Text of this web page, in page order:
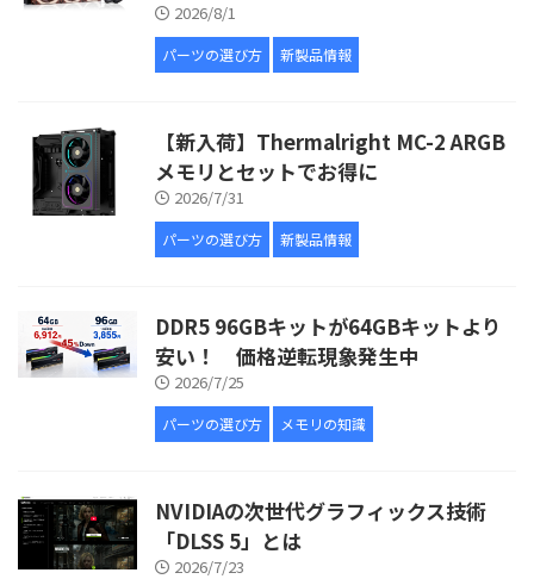
2026/8/1
パーツの選び方 新製品情報
【新入荷】Thermalright MC-2 ARGB
メモリとセットでお得に
2026/7/31
パーツの選び方 新製品情報
DDR5 96GBキットが64GBキットより
安い！ 価格逆転現象発生中
2026/7/25
パーツの選び方 メモリの知識
NVIDIAの次世代グラフィックス技術
「DLSS 5」とは
2026/7/23